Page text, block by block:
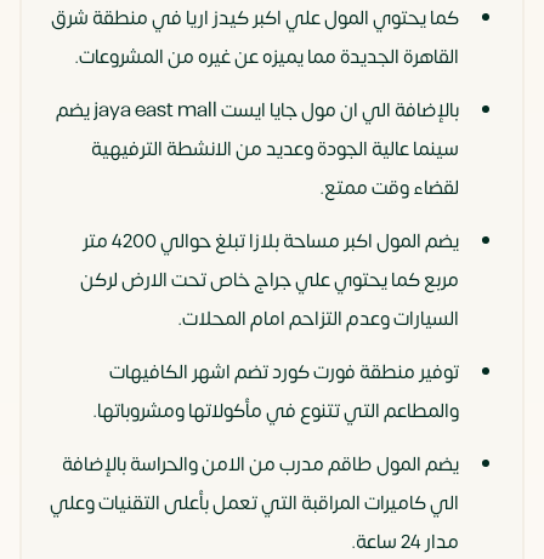
كما يحتوي المول علي اكبر كيدز اريا في منطقة شرق
القاهرة الجديدة مما يميزه عن غيره من المشروعات.
بالإضافة الي ان مول جايا ايست jaya east mall يضم
سينما عالية الجودة وعديد من الانشطة الترفيهية
لقضاء وقت ممتع.
يضم المول اكبر مساحة بلازا تبلغ حوالي 4200 متر
مربع كما يحتوي علي جراج خاص تحت الارض لركن
السيارات وعدم التزاحم امام المحلات.
توفير منطقة فورت كورد تضم اشهر الكافيهات
والمطاعم التي تتنوع في مأكولاتها ومشروباتها.
يضم المول طاقم مدرب من الامن والحراسة بالإضافة
الي كاميرات المراقبة التي تعمل بأعلى التقنيات وعلي
مدار 24 ساعة.